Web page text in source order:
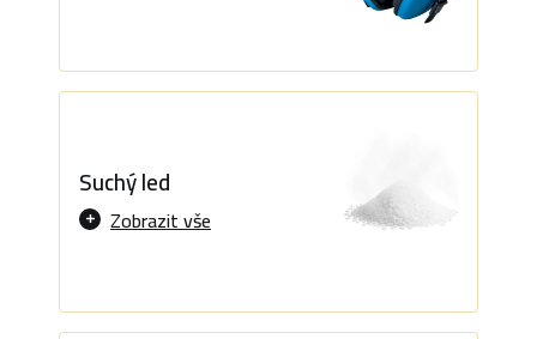
Suchý led
Zobrazit vše